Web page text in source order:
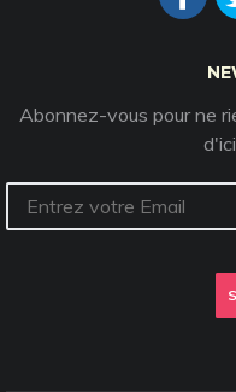
Abonnez-vous pour ne